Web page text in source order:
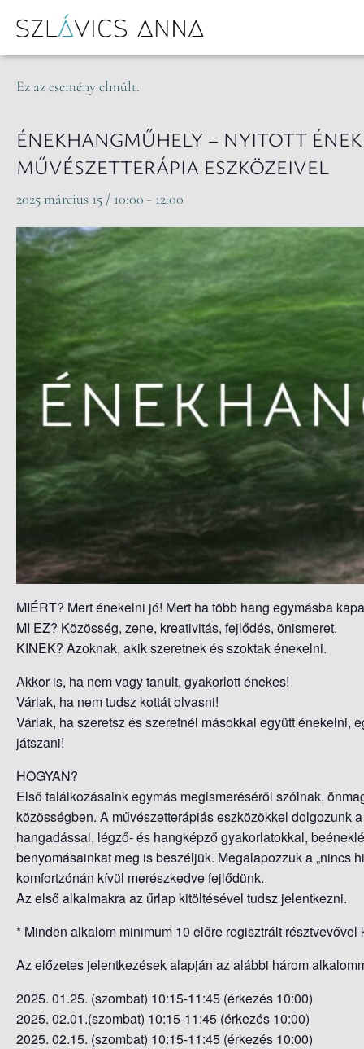
« Összes Események
Ez az esemény elmúlt.
ÉNEKHANGMŰHELY – NYITOTT
MŰVÉSZETTERÁPIA ESZKÖZEIVEL
2025 március 15 / 10:00 - 12:00
MIÉRT? Mert énekelni jó! Mert ha több hang egymásba
MI EZ? Közösség, zene, kreativitás, fejlődés, önismeret.
KINEK? Azoknak, akik szeretnek és szoktak énekelni.
Akkor is, ha nem vagy tanult, gyakorlott énekes!
Várlak, ha nem tudsz kottát olvasni!
Várlak, ha szeretsz és szeretnél másokkal együtt énekelni,
játszani!
HOGYAN?
Első találkozásaink egymás megismeréséről szólnak,
közösségben. A művészetterápiás eszközökkel dolgozunk
hangadással, légző- és hangképző gyakorlatokkal,
benyomásainkat meg is beszéljük. Megalapozzuk a „nincs
komfortzónán kívül merészkedve fejlődünk.
Az első alkalmakra az űrlap kitöltésével tudsz jelentkezni.
* Minden alkalom minimum 10 előre regisztrált résztvevővel
Az előzetes jelentkezések alapján az alábbi három
2025. 01.25. (szombat) 10:15-11:45 (érkezés 10:00)
2025. 02.01.(szombat) 10:15-11:45 (érkezés 10:00)
2025. 02.15. (szombat) 10:15-11:45 (érkezés 10:00)